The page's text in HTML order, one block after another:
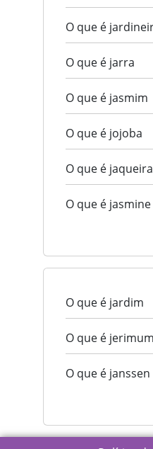
O que é
O que é jarra
O que é jasmim
O que é jojoba
O que é jaqueira
O que é jasmine
O que é jardim
O que é jerimum
O que é janssen